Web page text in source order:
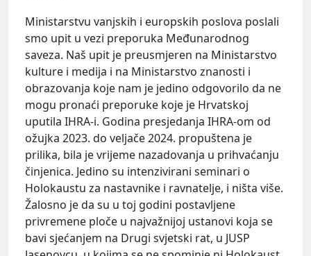
Ministarstvu vanjskih i europskih poslova poslali
smo upit u vezi preporuka Međunarodnog
saveza. Naš upit je preusmjeren na Ministarstvo
kulture i medija i na Ministarstvo znanosti i
obrazovanja koje nam je jedino odgovorilo da ne
mogu pronaći preporuke koje je Hrvatskoj
uputila IHRA-i. Godina presjedanja IHRA-om od
ožujka 2023. do veljače 2024. propuštena je
prilika, bila je vrijeme nazadovanja u prihvaćanju
činjenica. Jedino su intenzivirani seminari o
Holokaustu za nastavnike i ravnatelje, i ništa više.
Žalosno je da su u toj godini postavljene
privremene ploče u najvažnijoj ustanovi koja se
bavi sjećanjem na Drugi svjetski rat, u JUSP